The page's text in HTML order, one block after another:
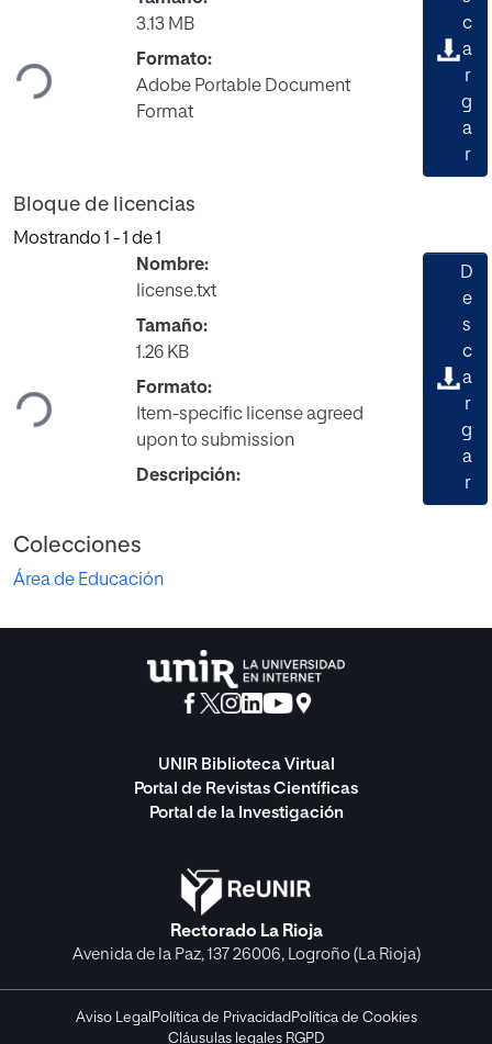
Cargando...
3.13 MB
Formato:
Adobe Portable Document
Format
c
a
r
g
a
r
Bloque de licencias
Mostrando 1 - 1 de 1
Cargando...
Nombre:
license.txt
Tamaño:
1.26 KB
Formato:
Item-specific license agreed
upon to submission
Descripción:
D
e
s
c
a
r
g
a
r
Colecciones
Área de Educación
UNIR Biblioteca Virtual
Portal de Revistas Científicas
Portal de la Investigación
Rectorado La Rioja
Avenida de la Paz, 137 26006, Logroño (La Rioja)
Aviso Legal Política de Privacidad Política de Cookies
Cláusulas legales RGPD